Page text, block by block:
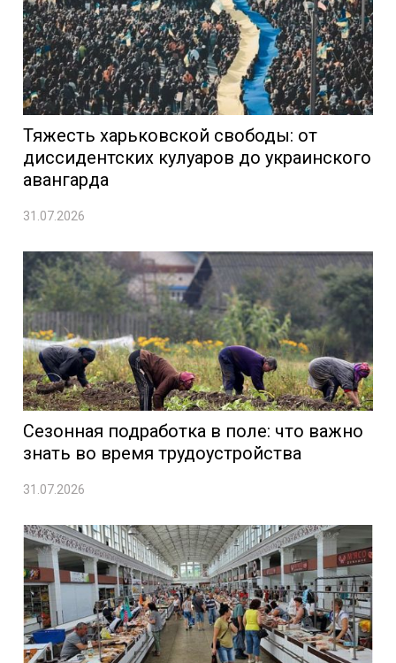
Тяжесть харьковской свободы: от
диссидентских кулуаров до украинского
авангарда
31.07.2026
Сезонная подработка в поле: что важно
знать во время трудоустройства
31.07.2026